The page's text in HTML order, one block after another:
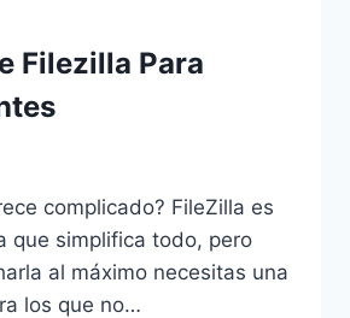
Filezilla Para
complicado? FileZilla es
que simplifica todo, pero
al máximo necesitas una
los que no…